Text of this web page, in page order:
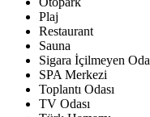
Plaj
Restaurant
Sauna
Sigara İçilmeyen Oda
SPA Merkezi
Toplantı Odası
TV Odası